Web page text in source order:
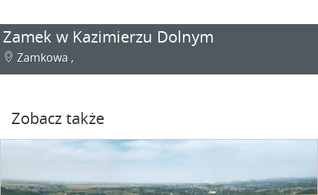
Zamek w Kazimierzu Dolnym
Zamkowa ,
Zobacz także